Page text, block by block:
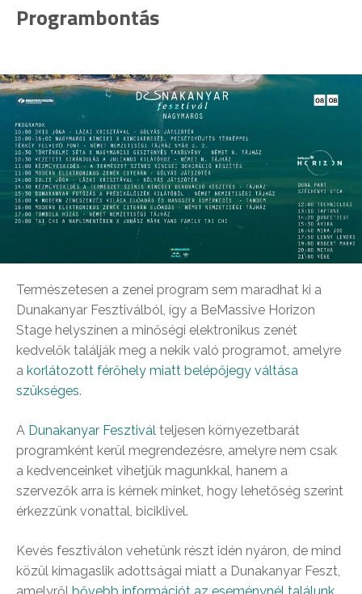
Programbontás
Természetesen a zenei program sem maradhat ki a
Dunakanyar Fesztiválból, így a BeMassive Horizon
Stage helyszínen a minőségi elektronikus zenét
kedvelők találják meg a nekik való programot, amelyre
a korlátozott férőhely miatt belépőjegy váltása
szükséges.
A Dunakanyar Fesztivál teljesen környezetbarát
programként kerül megrendezésre, amelyre nem csak
a kedvenceinket vihetjük magunkkal, hanem a
szervezők arra is kérnek minket, hogy lehetőség szerint
érkezzünk vonattal, biciklivel.
Kevés fesztiválon vehetünk részt idén nyáron, de mind
közül kimagaslik adottságai miatt a Dunakanyar Feszt,